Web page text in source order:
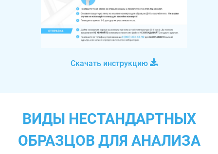
Скачать инструкцию
ВИДЫ НЕСТАНДАРТНЫХ
ОБРАЗЦОВ ДЛЯ АНАЛИЗА